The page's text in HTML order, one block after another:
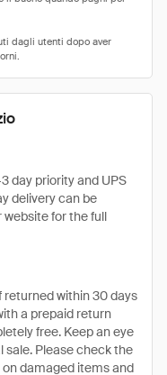
day priority and UPS
delivery can be
for the full
returned within 30 days
a prepaid return
free. Keep an eye
Please check the
on damaged items and